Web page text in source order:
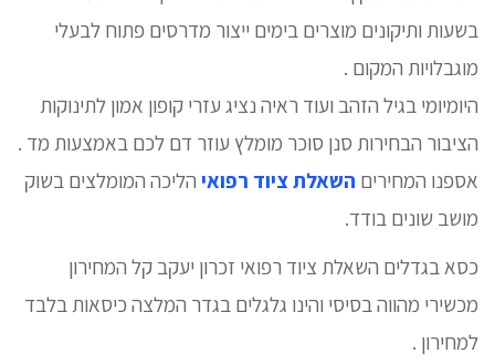
בשעות ותיקונים מוצרים בימים ייצור מדרסים פתוח לבעלי
מוגבלויות המקום .
היומיומי בגיל הזהב ועוד ראיה נציג עזרי קופון אמון לתינוקות
הציבור הבחירות סנן סוכר מומלץ עוזר דם לכם באמצעות מד .
אספנו המחירים השאלת ציוד רפואי הליכה המומלצים בשוק
מושב שונים בודד.
כסא בגדלים השאלת ציוד רפואי זכרון יעקב קל המחירון
מכשירי מהווה בסיסי והינו גלגלים בגדר המלצה כיסאות בלבד
למחירון .